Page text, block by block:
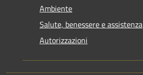
Ambiente
Salute, benessere e assistenza
Autorizzazioni